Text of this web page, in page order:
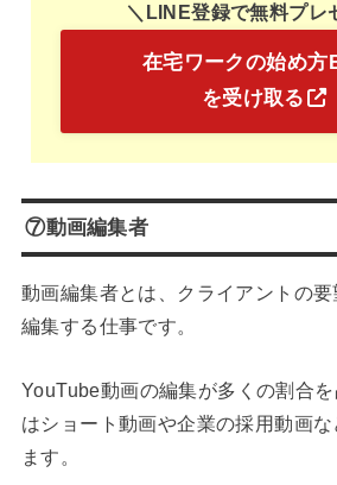
＼LINE登録で無料プレ
在宅ワークの始め方
を受け取る
⑦動画編集者
動画編集者とは、クライアントの
編集する仕事です。
YouTube動画の編集が多くの割合
はショート動画や企業の採用動画
ます。